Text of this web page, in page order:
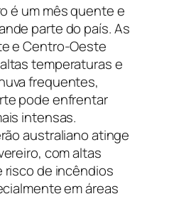
é um mês quente e
parte do país. As
e Centro-Oeste
temperaturas e
frequentes,
pode enfrentar
intensas.
australiano atinge
com altas
risco de incêndios
em áreas